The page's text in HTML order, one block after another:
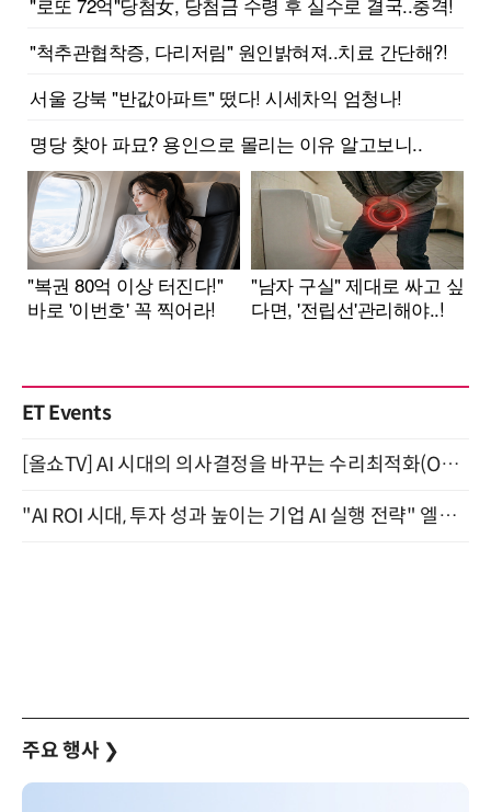
ET Events
[올쇼TV] AI 시대의 의사결정을 바꾸는 수리최적화(Optimization) 소개 (8/20 생방송)
"AI ROI 시대, 투자 성과 높이는 기업 AI 실행 전략" 엘타워 6층 (9월 18일)
주요 행사 ❯